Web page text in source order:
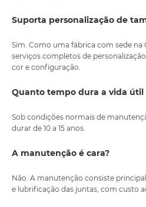
Suporta personalização de
Sim. Como uma fábrica com sede na
serviços completos de
cor e configuração.
Quanto tempo dura a vida
Sob condições normais de
durar de 10 a 15 anos.
A manutenção é cara?
Não. A manutenção consiste
e lubrificação das juntas, com custo